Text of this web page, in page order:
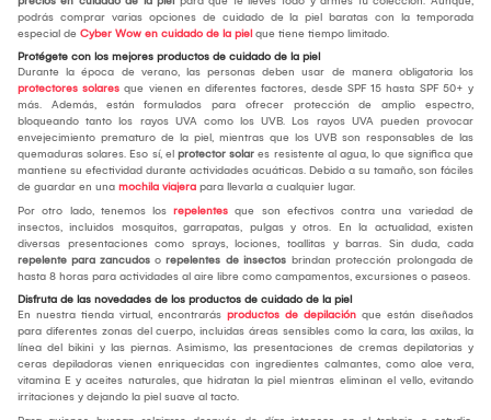
podrás comprar varias opciones de cuidado de la piel baratas con la temporada
especial de Cyber Wow en cuidado de la piel que tiene tiempo limitado.
Protégete con los mejores productos de cuidado de la piel
Durante la época de verano, las personas deben usar de manera obligatoria los
protectores solares que vienen en diferentes factores, desde SPF 15 hasta SPF 50+ y
más. Además, están formulados para ofrecer protección de amplio espectro,
bloqueando tanto los rayos UVA como los UVB. Los rayos UVA pueden provocar
envejecimiento prematuro de la piel, mientras que los UVB son responsables de las
quemaduras solares. Eso sí, el protector solar es resistente al agua, lo que significa que
mantiene su efectividad durante actividades acuáticas. Debido a su tamaño, son fáciles
de guardar en una mochila viajera para llevarla a cualquier lugar.
Por otro lado, tenemos los repelentes que son efectivos contra una variedad de
insectos, incluidos mosquitos, garrapatas, pulgas y otros. En la actualidad, existen
diversas presentaciones como sprays, lociones, toallitas y barras. Sin duda, cada
repelente para zancudos o repelentes de insectos brindan protección prolongada de
hasta 8 horas para actividades al aire libre como campamentos, excursiones o paseos.
Disfruta de las novedades de los productos de cuidado de la piel
En nuestra tienda virtual, encontrarás productos de depilación que están diseñados
para diferentes zonas del cuerpo, incluidas áreas sensibles como la cara, las axilas, la
línea del bikini y las piernas. Asimismo, las presentaciones de cremas depilatorias y
ceras depiladoras vienen enriquecidas con ingredientes calmantes, como aloe vera,
vitamina E y aceites naturales, que hidratan la piel mientras eliminan el vello, evitando
irritaciones y dejando la piel suave al tacto.